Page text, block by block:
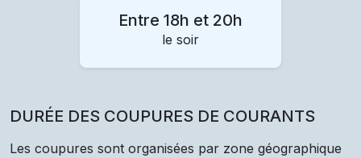
Entre 18h et 20h
le soir
DURÉE DES COUPURES DE COURANTS
Les coupures sont organisées par zone géographique